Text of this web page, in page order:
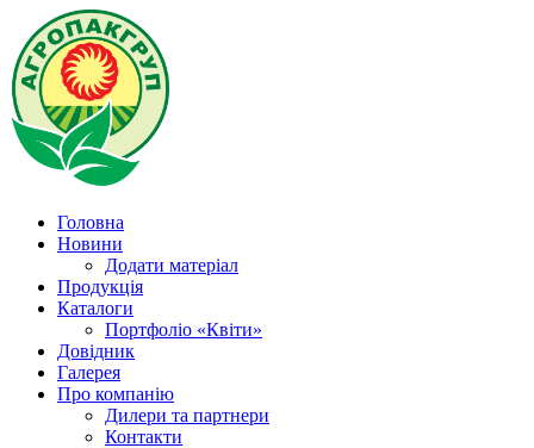
Головна
Новини
Додати матеріал
Продукція
Каталоги
Портфоліо «Квіти»
Довідник
Галерея
Про компанію
Дилери та партнери
Контакти